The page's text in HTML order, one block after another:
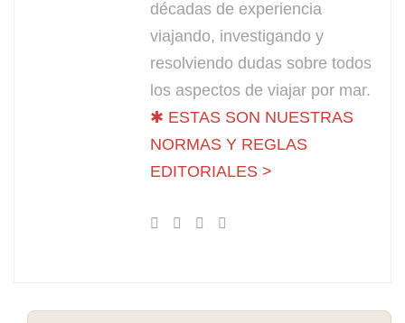
décadas de experiencia
viajando, investigando y
resolviendo dudas sobre todos
los aspectos de viajar por mar.
✱ ESTAS SON NUESTRAS
NORMAS Y REGLAS
EDITORIALES >